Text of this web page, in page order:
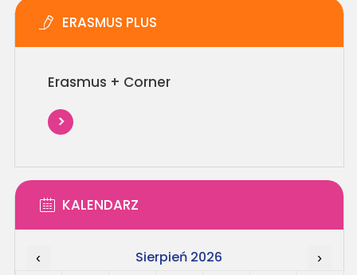
ERASMUS PLUS
Erasmus + Corner
KALENDARZ
‹ Sierpień 2026 ›